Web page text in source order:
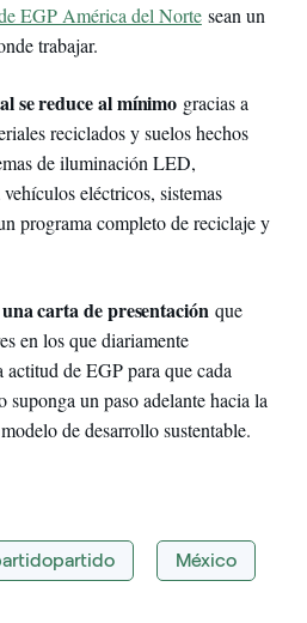
EGP América del Nortesean un
trabajar.
se reduce al mínimo gracias a
reciclados y suelos hechos
de iluminación LED,
eléctricos, sistemas
programa completo de reciclaje y
carta de presentaciónque
en los que diariamente
de EGP para que cada
suponga un paso adelante hacia la
de desarrollo sustentable.
México